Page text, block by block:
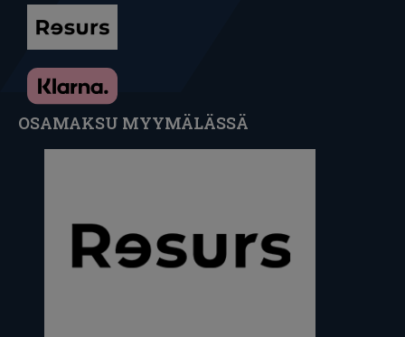
OSAMAKSU MYYMÄLÄSSÄ